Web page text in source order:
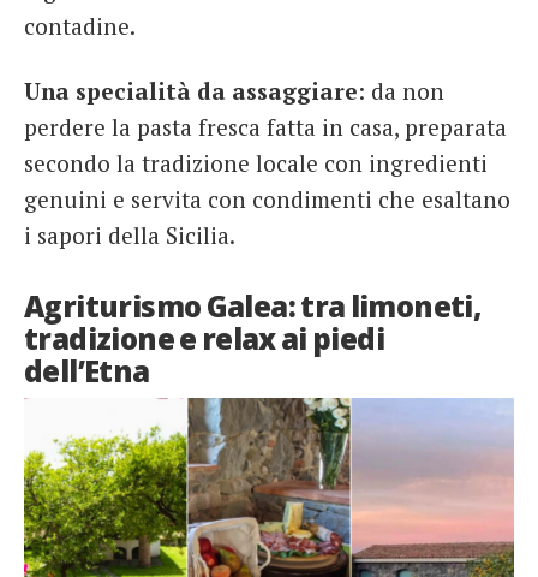
contadine.
Una specialità da assaggiare: da non
perdere la pasta fresca fatta in casa, preparata
secondo la tradizione locale con ingredienti
genuini e servita con condimenti che esaltano
i sapori della Sicilia.
Agriturismo Galea: tra limoneti,
tradizione e relax ai piedi
dell’Etna